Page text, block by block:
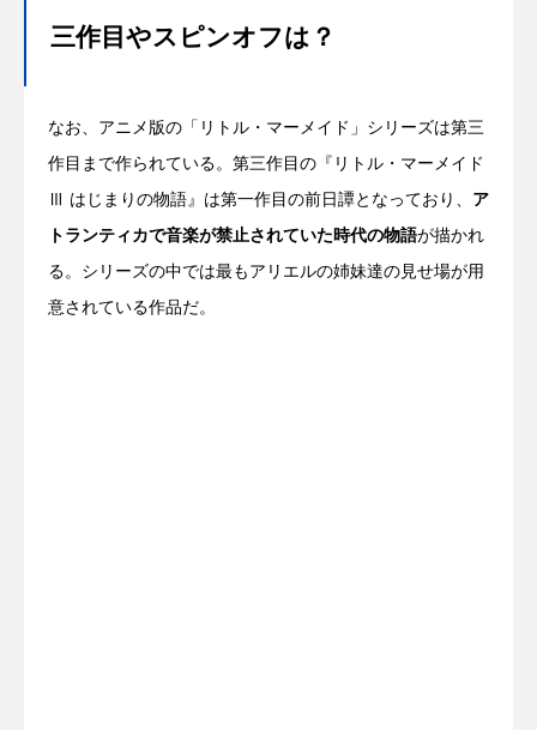
三作目やスピンオフは？
なお、アニメ版の「リトル・マーメイド」シリーズは第三
作目まで作られている。第三作目の『リトル・マーメイド
Ⅲ はじまりの物語』は第一作目の前日譚となっており、 ア
トランティカで音楽が禁止されていた時代の物語が描かれ
る。シリーズの中では最もアリエルの姉妹達の見せ場が用
意されている作品だ。